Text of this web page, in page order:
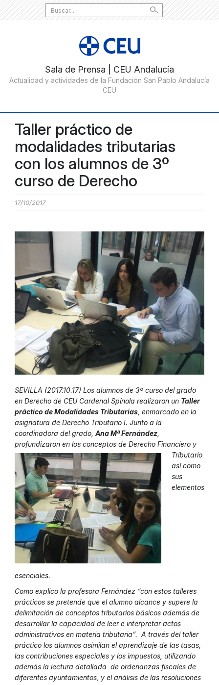
Search
for:
Taller práctico de
modalidades tributarias
con los alumnos de 3º
curso de Derecho
17/10/2017
SEVILLA (2017.10.17) Los alumnos de 3º curso del grado
en Derecho de CEU Cardenal Spínola realizaron un Taller
práctico de Modalidades Tributarias , enmarcado en la
asignatura de Derecho Tributario I. Junto a la
coordinadora del grado, Ana Mª Fernández
profundizaron en los conceptos de Derecho Financiero y
Tributario
así como
sus
elementos
esenciales.
Como explico la profesora Fernández “con estos talleres
prácticos se pretende que el alumno alcance y supere la
delimitación de conceptos tributarios básicos además de
desarrollar la capacidad de leer e interpretar actos
administrativos en materia tributaria”. A través del taller
práctico los alumnos asimilan el aprendizaje de las tasas,
las contribuciones especiales y los impuestos, utilizando
además la lectura detallada de ordenanzas fiscales de
diferentes ayuntamientos, y el análisis de las resoluciones